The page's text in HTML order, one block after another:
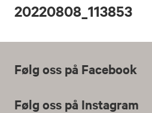
20220808_113853
Følg oss på Facebook
Følg oss på Instagram